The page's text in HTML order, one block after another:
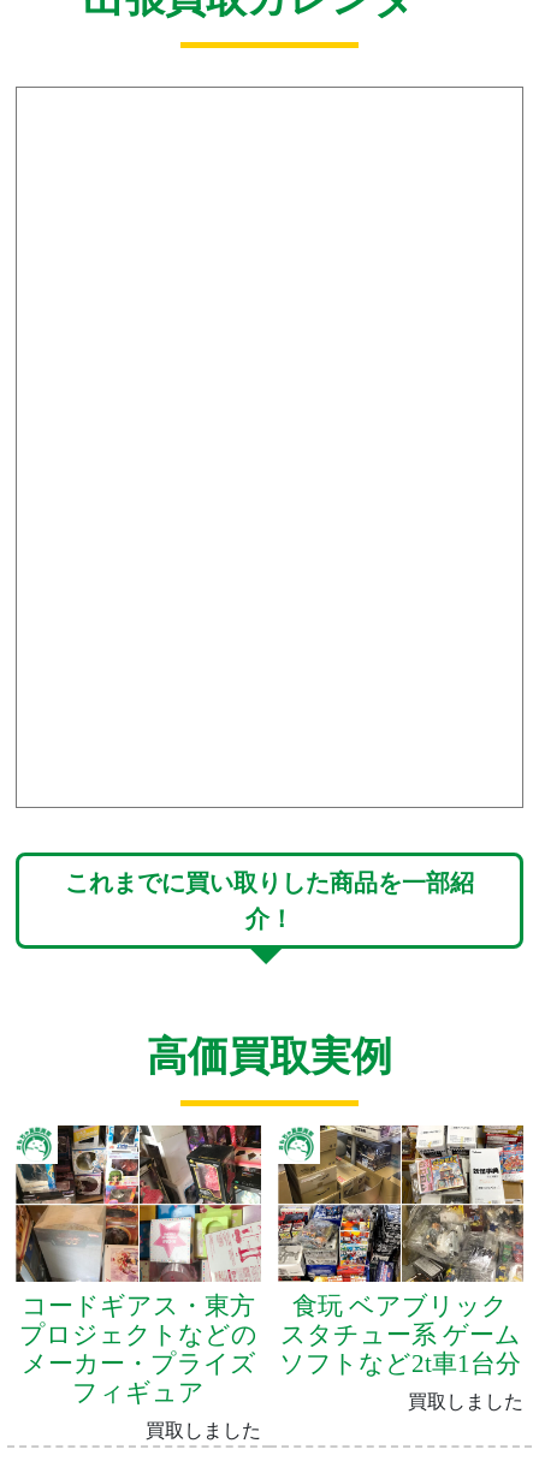
これまでに買い取りした商品を一部紹
介！
高価買取実例
コードギアス・東方
プロジェクトなどの
メーカー・プライズ
フィギュア
買取しました
食玩 ベアブリック
スタチュー系 ゲーム
ソフトなど2t車1台分
買取しました